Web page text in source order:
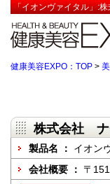
「イオンヴァイタル」:
健康美容EXPO：TOP >
株式会社 ナ
製品名 ： イオン
会社概要 ： 〒